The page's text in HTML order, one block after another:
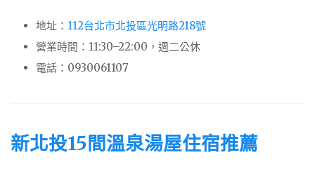
地址： 112台北市北投區光明路218號
營業時間：11:30–22:00，週二公休
電話：0930061107
新北投15間溫泉湯屋住宿推薦